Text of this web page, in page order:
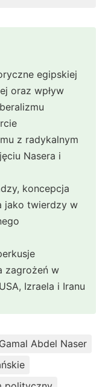
egipskiej
oraz wpływ
z radykalnym
Nasera i
koncepcja
jako twierdzy w
zagrożeń w
Izraela i Iranu
Gamal Abdel Naser